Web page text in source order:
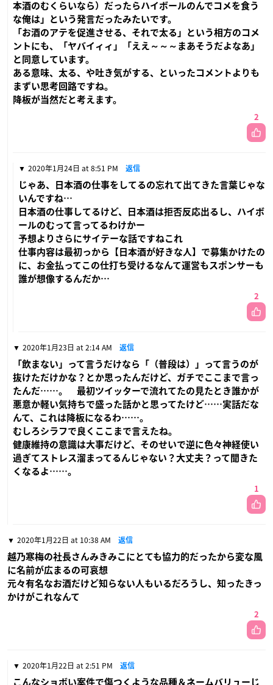
本酒のむくらいなら）だったらハイボールのんでコメを食う
な俺は」という発言だったみたいです。
「お酒のアテを促進させる、それで太る」という相方のコメ
ントにも、「ヤバイィィ」「ええ～～～まあそうだよなあ」
と同意しています。
ある意味、太る、や吐き気がする、といったコメントよりも
まずい思考回路ですね。
降板が当然だと考えます。
2
2020年1月24日 at 8:51 PM 返信
じゃあ、日本酒の仕事をしてるの忘れて出てきた言葉じゃな
いんですね…
日本酒の仕事してるけど、日本酒は拒否反応出るし、ハイボ
ールのむって言ってるわけかー
予想よりさらにサイテーな話ですねこれ
仕事内容は最初っから【日本酒が好きな人】で募集かけたの
に、お金払ってこの仕打ち受けるなんて運営もスポンサーも
誰が想像するんだか…
2
2020年1月23日 at 2:14 AM 返信
「飲まない」って言うだけなら「（普段は）」って言うのが
抜けただけかな？とか思ったんだけど、ガチでここまで言っ
たんだ……。 最初ツイッターで流れてたの見たとき誰かが
悪意か軽い気持ちで盛った話かと思ってたけど……実話だな
んて、これは降板になるわ……。
むしろシラフで良くここまで言えたね。
健康維持の意識は大事だけど、そのせいで逆に色々神経使い
過ぎてストレス溜まってるんじゃない？大丈夫？って聞きた
くなるよ……。
1
2020年1月22日 at 10:38 AM 返信
越乃寒梅の社長さんみきみこにとても協力的だったから変な風
に名前が広まるの可哀想
元々有名なお酒だけど知らない人もいるだろうし、知ったきっ
かけがこれなんて
2
2020年1月22日 at 2:51 PM 返信
こんなショボい案件で傷つくような品種＆ネームバリューじ